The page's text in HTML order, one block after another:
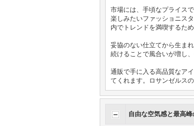
市場には、手頃なプライス
楽しみたいファッショニス
内でトレンドを満喫するた
妥協のない仕立てから生ま
続けることで風合いが増し
通販で手に入る高品質なア
てくれます。ロサンゼルス
自由な空気感と最高